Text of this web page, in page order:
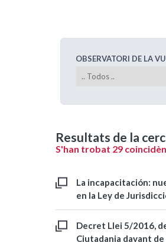
OBSERVATORI DE LA
Resultats de la
S'han trobat 29
La incapacitación:
en la Ley de
Decret Llei 5/2016,
Ciutadania davant de